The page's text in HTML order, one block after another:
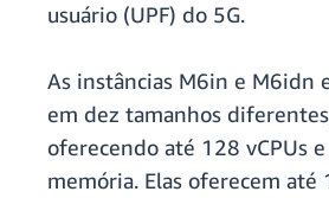
usuário (UPF) do 5G.
As instâncias M6in e M6idn
em dez tamanhos
oferecendo até 128 vCPUs
memória. Elas oferecem até